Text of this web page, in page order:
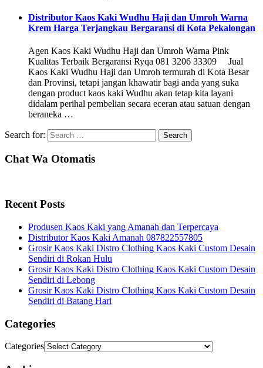
Distributor Kaos Kaki Wudhu Haji dan Umroh Warna
Krem Harga Terjangkau Bergaransi di Kota Pekalongan
Agen Kaos Kaki Wudhu Haji dan Umroh Warna Pink
Kualitas Terbaik Bergaransi Ryqa 081 3206 33309 Jual
Kaos Kaki Wudhu Haji dan Umroh termurah di Kota Besar
dan Provinsi, tetapi jangan khawatir bagi anda yang suka
dengan product kaos kaki Wudhu akan tetap kita layani
didalam perihal pembelian secara eceran atau satuan dengan
beraneka …
Search for:
Chat Wa Otomatis
Recent Posts
Produsen Kaos Kaki yang Amanah dan Terpercaya
Distributor Kaos Kaki Amanah 087822557805
Grosir Kaos Kaki Distro Clothing Kaos Kaki Custom Desain
Sendiri di Rokan Hulu
Grosir Kaos Kaki Distro Clothing Kaos Kaki Custom Desain
Sendiri di Lebong
Grosir Kaos Kaki Distro Clothing Kaos Kaki Custom Desain
Sendiri di Batang Hari
Categories
Categories